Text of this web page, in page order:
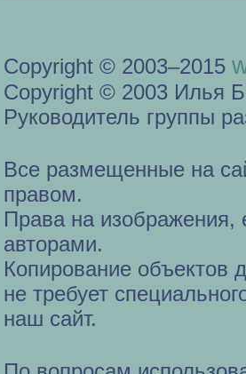
Copyright © 2003–2015
Copyright © 2003 Илья
Руководитель группы
Все размещенные на
правом.
Права на изображения,
авторами.
Копирование объектов
не требует
наш сайт.